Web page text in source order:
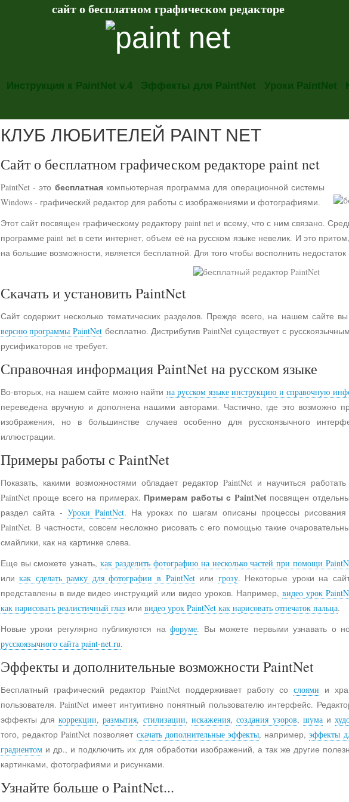
сайт о бесплатном графическом редакторе
Инструкция к PaintNet v.4 Эффекты для PaintNet Уроки PaintNet
КЛУБ ЛЮБИТЕЛЕЙ PAINT NET
Сайт о бесплатном графическом редакторе paint net
PaintNet - это бесплатнаякомпьютерная программа для операционной системы
Windows - графический редактор для работы с изображениями и фотографиями.
Этот сайт посвящен графическому редактору paint net и всему, что с ним связано.
программе paint net в сети интернет, объем её на русском языке невелик. И это
на большие возможности, является бесплатной. Для того чтобы восполнить
Скачать и установить PaintNet
Сайт содержит несколько тематических разделов. Прежде всего, на нашем сайте
версию программы PaintNetбесплатно. Дистрибутив PaintNet существует с
русификаторов не требует.
Справочная информация PaintNet на русском языке
Во-вторых, на нашем сайте можно найти на русском языке инструкцию и справочную
переведена вручную и дополнена нашими авторами. Частично, где это возможно
изображения, но в большинстве случаев особенно для русскоязычного
иллюстрации.
Примеры работы с PaintNet
Показать, какими возможностями обладает редактор PaintNet и научиться
PaintNet проще всего на примерах. Примерам работы с PaintNetпосвящен
раздел сайта -Уроки PaintNet. На уроках по шагам описаны процессы
PaintNet. В частности, совсем несложно рисовать с его помощью такие
смайлики, как на картинке слева.
Еще вы сможете узнать,как разделить фотографию на несколько частей при помощи
иликак сделать рамку для фотографии в PaintNetили грозу. Некоторые уроки на
представлены в виде видео инструкций или видео уроков. Например,видео урок
как нарисовать реалистичный глаз или видео урок PaintNet как нарисовать отпечаток пальца.
Новые уроки регулярно публикуются нафоруме. Вы можете первыми узнавать о
русскоязычного сайта paint-net.ru.
Эффекты и дополнительные возможности PaintNet
Бесплатный графический редактор PaintNet поддерживает работу со слоями и
пользователя. PaintNet имеет интуитивно понятный пользователю интерфейс.
эффекты длякоррекции,размытия, стилизации, искажения,создания узоров, шумаи
того, редактор PaintNet позволяет скачать дополнительные эффекты, например,эффекты
градиентоми др., и подключить их для обработки изображений, а так же другие
картинками, фотографиями и рисунками.
Узнайте больше о PaintNet...